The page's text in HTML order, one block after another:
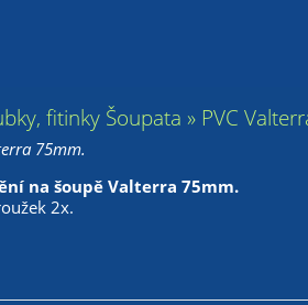
fitinky Šoupata » PVC
75mm.
na šoupě Valterra 75mm.
2x.